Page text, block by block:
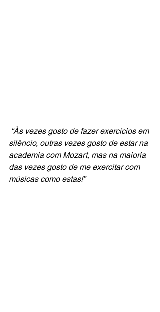
“Às vezes gosto de fazer exercícios em
silêncio, outras vezes gosto de estar na
academia com Mozart, mas na maioria
das vezes gosto de me exercitar com
músicas como estas!”